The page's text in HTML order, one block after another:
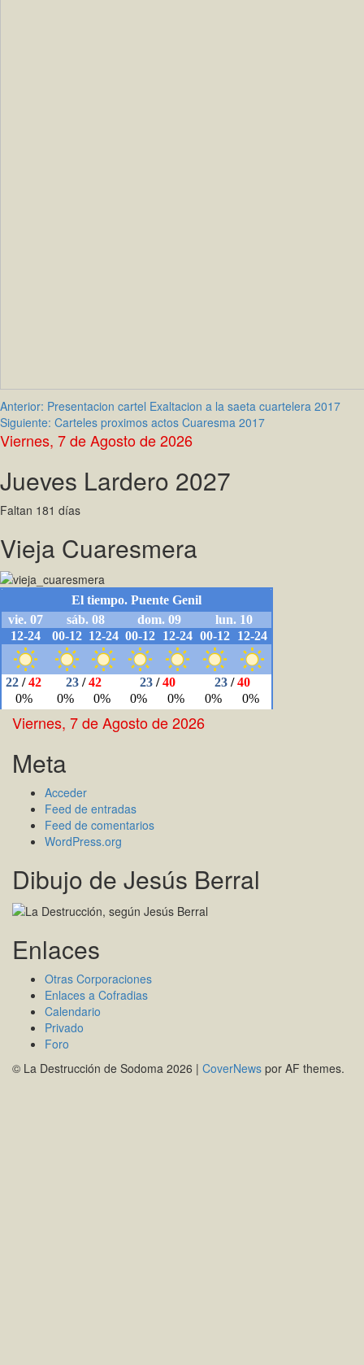
Navegación
de
entradas
Anterior: Presentacion cartel Exaltacion a la saeta cuartelera 2017
Siguiente: Carteles proximos actos Cuaresma 2017
Viernes, 7 de Agosto de 2026
Jueves Lardero 2027
Faltan 181 días
Vieja Cuaresmera
Viernes, 7 de Agosto de 2026
Meta
Acceder
Feed de entradas
Feed de comentarios
WordPress.org
Dibujo de Jesús Berral
Enlaces
Otras Corporaciones
Enlaces a Cofradias
Calendario
Privado
Foro
© La Destrucción de Sodoma 2026 | CoverNews por AF themes.